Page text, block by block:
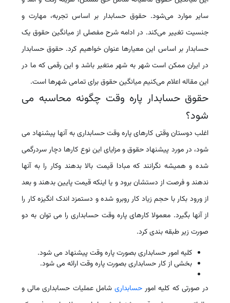
سایر موارد می‌شود. حقوق حسابدار بر اساس تجربه، مهارت و
جنسیت تغییر می‌کند. در ادامه شرح مفصلی از میانگین حقوق یک
حسابدار بر اساس این معیارها عنوان خواهیم کرد. حقوق حسابدار
در ایران ممکن است شهر به شهر متغیر باشد و این رقمی که ما در
این مقاله اعلام می‌کنیم میانگین حقوق برای تمامی شهرها است.
حقوق حسابدار پاره وقت چگونه محاسبه می
شود؟
اغلب دوستان وقتی کارهای پاره وقت حسابداری به آنها پیشنهاد می
شود، در مورد پیشنهاد حقوق و مزایای این نوع کارها دچار سردرگمی
شده و همیشه نگرانند که مبادا قیمت بالا بدهند وکار را به آنها
ندهند و فرصت از دستشان برود و یا اینکه قیمت پایین بدهند و بعد
از ورود بکار با حجم زیاد کار روبرو شده و دستمزد اندک انگیزه کار را
از آنها بگیرد. معمولا کارهای پاره وقت حسابداری را می توان به دو
صورت زیر طبقه بندی کرد.
کلیه امور حسابداری بصورت پاره وقت پیشنهاد می شود.
بخشی از کار حسابداری بصورت پاره وقت ارائه می شود.
در صورتی که کلیه امور حسابداری شامل عملیات حسابداری مالی و